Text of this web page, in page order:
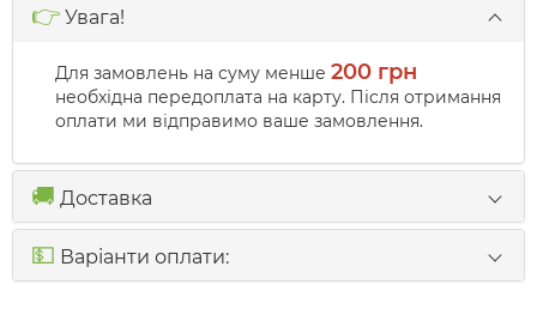
👉 Увага!
Для замовлень на суму менше 200 грн
необхідна передоплата на карту. Після отримання
оплати ми відправимо ваше замовлення.
🚚 Доставка
💵 Варіанти оплати: